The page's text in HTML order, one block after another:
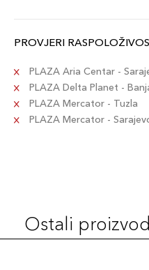
PROVJERI
PLAZA Aria Centar -
PLAZA Delta Planet -
PLAZA Mercator - Tuzla
PLAZA Mercator -
Ostali